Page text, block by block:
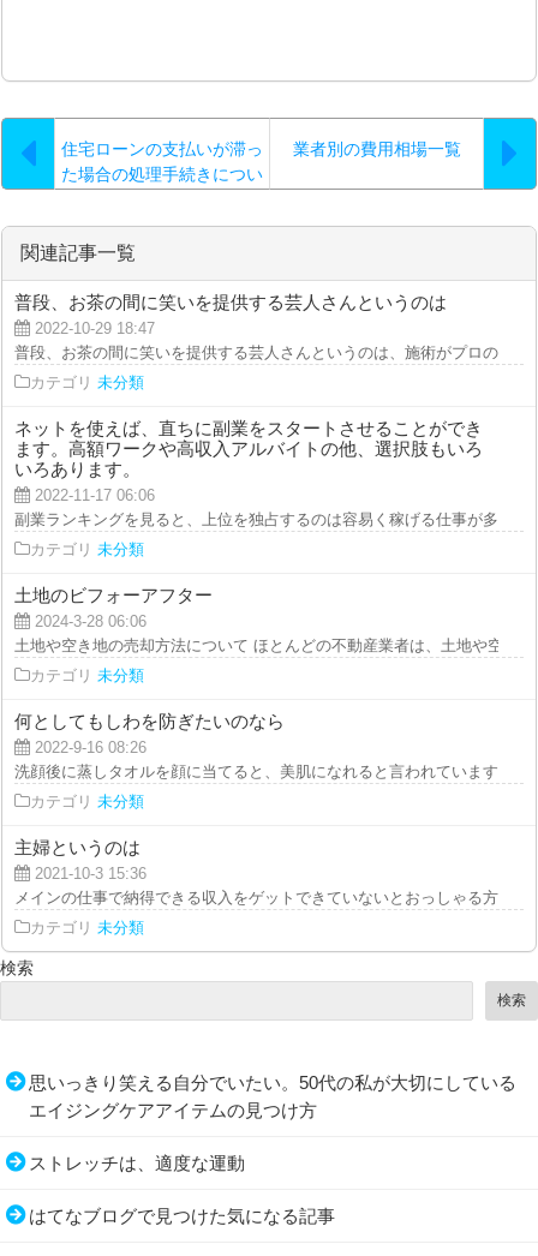
住宅ローンの支払いが滞っ
た場合の処理手続きについ
業者別の費用相場一覧
関連記事一覧
普段、お茶の間に笑いを提供する芸人さんというのは
2022-10-29 18:47
普段、お茶の間に笑いを提供する芸人さんというのは、施術がプロの俳優
カテゴリ 未分類
ネットを使えば、直ちに副業をスタートさせることができ
ます。高額ワークや高収入アルバイトの他、選択肢もいろ
いろあります。
2022-11-17 06:06
副業ランキングを見ると、上位を独占するのは容易く稼げる仕事が多いの
カテゴリ 未分類
土地のビフォーアフター
2024-3-28 06:06
土地や空き地の売却方法について ほとんどの不動産業者は、土地や空き
カテゴリ 未分類
何としてもしわを防ぎたいのなら
2022-9-16 08:26
洗顔後に蒸しタオルを顔に当てると、美肌になれると言われています。や
カテゴリ 未分類
主婦というのは
2021-10-3 15:36
メインの仕事で納得できる収入をゲットできていないとおっしゃる方は、
カテゴリ 未分類
検索
検索
思いっきり笑える自分でいたい。50代の私が大切にしている
エイジングケアアイテムの見つけ方
ストレッチは、適度な運動
はてなブログで見つけた気になる記事